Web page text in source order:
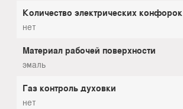
Количество электрических конфорок
нет
Материал рабочей поверхности
эмаль
Газ контроль духовки
нет